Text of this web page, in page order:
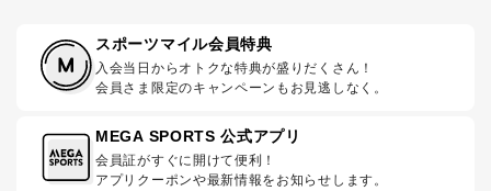
スポーツマイル会員特典
入会当日からオトクな特典が盛りだくさん！
会員さま限定のキャンペーンもお見逃しなく。
MEGA SPORTS 公式アプリ
会員証がすぐに開けて便利！
アプリクーポンや最新情報をお知らせします。